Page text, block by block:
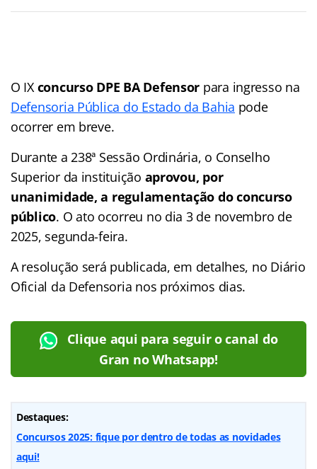
O IX concurso DPE BA Defensor para ingresso na
Defensoria Pública do Estado da Bahia pode
ocorrer em breve.
Durante a 238ª Sessão Ordinária, o Conselho
Superior da instituição aprovou, por
unanimidade, a regulamentação do concurso
público. O ato ocorreu no dia 3 de novembro de
2025, segunda-feira.
A resolução será publicada, em detalhes, no Diário
Oficial da Defensoria nos próximos dias.
Clique aqui para seguir o canal do
Gran no Whatsapp!
Destaques:
Concursos 2025: fique por dentro de todas as novidades
aqui!